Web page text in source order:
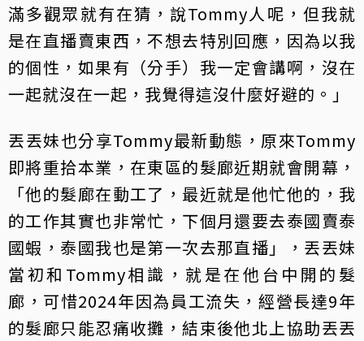
滿多觀眾就有在猜，說Tommy人呢，但我就
是在直播賣東西，不想去特別回應，因為以我
的個性，如果有（分手）我一定會講啊，沒在
一起就沒在一起，我覺得這沒什麼好避的。」
丟丟妹也分享Tommy最新動態，原來Tommy
即將重拾本業，在東區的髮廊近期就會開幕，
「他的髮廊在動工了，最近就是他忙他的，我
的工作其實也非常忙，下個月還要去泰國賣泰
國蝦，泰國我也是第一次去那直播」，丟丟妹
當初和Tommy相識，就是在他台中開的髮
廊，可惜2024年因為員工流失，經營長達9年
的髮廊只能忍痛收攤，結束後他北上協助丟丟